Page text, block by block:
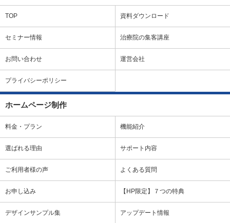
TOP 資料ダウンロード
セミナー情報 治療院の集客講座
お問い合わせ 運営会社
プライバシーポリシー
ホームページ制作
料金・プラン 機能紹介
選ばれる理由 サポート内容
ご利用者様の声 よくある質問
お申し込み 【HP限定】７つの特典
デザインサンプル集 アップデート情報